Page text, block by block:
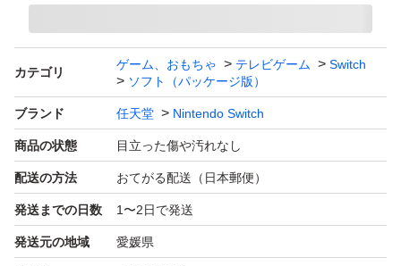
カテゴリ
ゲーム、おもちゃ テレビゲーム
Switch
ソフト（パッケージ版）
ブランド 任天堂 Nintendo Switch
商品の状態 目立った傷や汚れなし
配送の方法 おてがる配送（日本郵便）
発送までの日数 1〜2日で発送
発送元の地域 愛媛県